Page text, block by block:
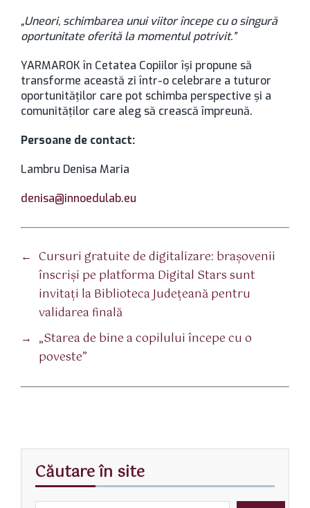
„Uneori, schimbarea unui viitor începe cu o singură
oportunitate oferită la momentul potrivit.”
YARMAROK în Cetatea Copiilor își propune să
transforme această zi într-o celebrare a tuturor
oportunităților care pot schimba perspective și a
comunităților care aleg să crească împreună.
Persoane de contact:
Lambru Denisa Maria
denisa@innoedulab.eu
← Cursuri gratuite de digitalizare: brașovenii
înscriși pe platforma Digital Stars sunt
invitați la Biblioteca Județeană pentru
validarea finală
→ „Starea de bine a copilului începe cu o
poveste”
Căutare în site